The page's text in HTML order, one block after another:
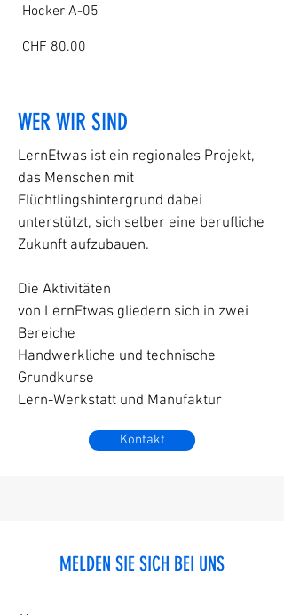
Hocker A-05
Preis
CHF 80.00
WER WIR SIND
LernEtwas ist ein regionales Projekt,
das Menschen mit
Flüchtlingshintergrund dabei
unterstützt, sich selber eine berufliche
Zukunft aufzubauen.
Die Aktivitäten
von LernEtwas gliedern sich in zwei
Bereiche
Handwerkliche und technische
Grundkurse
Lern-Werkstatt und Manufaktur
Kontakt
MELDEN SIE SICH BEI UNS